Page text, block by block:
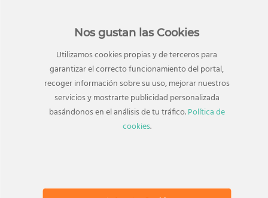
Nos gustan las Cookies
Utilizamos cookies propias y de terceros para
garantizar el correcto funcionamiento del portal,
recoger información sobre su uso, mejorar nuestros
servicios y mostrarte publicidad personalizada
basándonos en el análisis de tu tráfico.Política de
cookies.